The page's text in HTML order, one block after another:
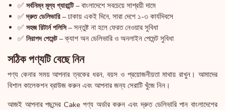
✅ সর্বনিম্ন মূল্য গ্যারান্টি– বাংলাদেশে সবচেয়ে সাশ্রয়ী দামে
✅দ্রুত ডেলিভারি – ঢাকায় একই দিনে, সারা দেশে ১-৩ কার্যদিবসে
✅ সহজ রিটার্ন পলিসি– সন্তুষ্ট না হলে ফেরত নেওয়ার সুবিধা
✅ নিরাপদ পেমেন্ট– ক্যাশ অন ডেলিভারি ও অনলাইন পেমেন্ট সুবিধা
সঠিক পণ্যটি বেছে নিন
পণ্য কেনার সময় আপনার ত্বকের ধরন, বয়স ও প্রয়োজনীয়তা মাথায় রাখুন। আমাদের
বিশাল কালেকশন ব্রাউজ করুন এবং আপনার জন্য সেরাটি খুঁজে নিন।
আজই আপনার পছন্দের Cake পণ্য অর্ডার করুন এবং দ্রুত ডেলিভারি পান বাংলাদেশের